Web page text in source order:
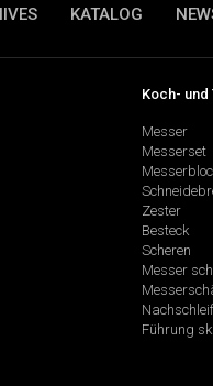
KATALOG
Koch-
Messer
Messerset
Zester
Besteck
Scheren
Messer
Führung